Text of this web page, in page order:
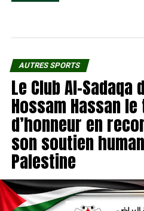
AUTRES SPORTS
Le Club Al-Sadaqa
Hossam Hassan
d’honneur en
son soutien
Palestine